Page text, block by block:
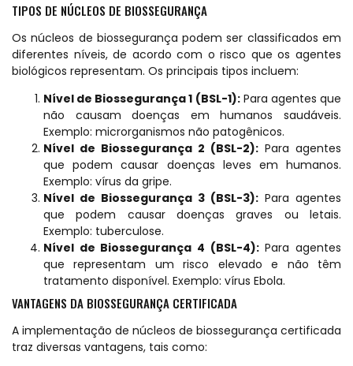
TIPOS DE NÚCLEOS DE BIOSSEGURANÇA
Os núcleos de biossegurança podem ser classificados em
diferentes níveis, de acordo com o risco que os agentes
biológicos representam. Os principais tipos incluem:
Nível de Biossegurança 1 (BSL-1):Para agentes que
não causam doenças em humanos saudáveis.
Exemplo: microrganismos não patogênicos.
Nível de Biossegurança 2 (BSL-2): Para agentes
que podem causar doenças leves em humanos.
Exemplo: vírus da gripe.
Nível de Biossegurança 3 (BSL-3): Para agentes
que podem causar doenças graves ou letais.
Exemplo: tuberculose.
Nível de Biossegurança 4 (BSL-4):Para agentes
que representam um risco elevado e não têm
tratamento disponível. Exemplo: vírus Ebola.
VANTAGENS DA BIOSSEGURANÇA CERTIFICADA
A implementação de núcleos de biossegurança certificada
traz diversas vantagens, tais como: